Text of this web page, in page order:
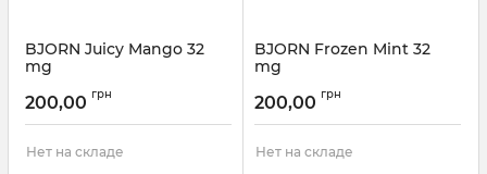
BJORN Juicy Mango 32
mg
200,00 грн
Нет на складе
BJORN Frozen Mint 32
mg
200,00 грн
Нет на складе